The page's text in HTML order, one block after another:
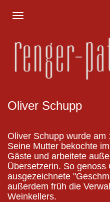
Oliver Schupp
Oliver Schupp wurde am
Seine Mutter bekochte
Gäste und arbeitete
Übersetzerin. So genoss
ausgezeichnete
außerdem früh die
Weinkellers.